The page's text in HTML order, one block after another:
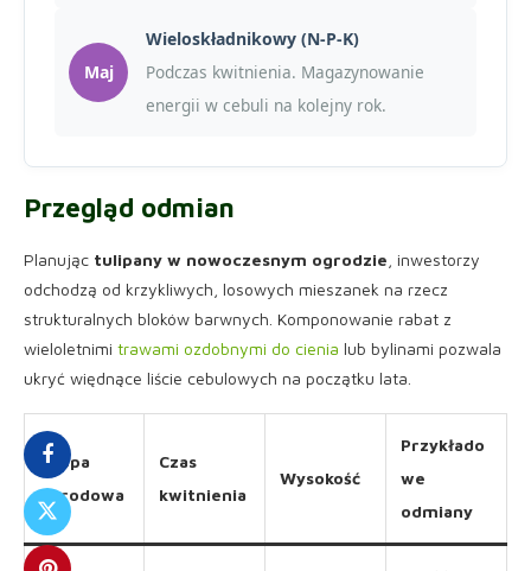
Maj
Wieloskładnikowy (N-P-K)
Podczas kwitnienia. Magazynowanie
energii w cebuli na kolejny rok.
Przegląd odmian
Planując tulipany w nowoczesnym ogrodzie , inwestorzy
odchodzą od krzykliwych, losowych mieszanek na rzecz
strukturalnych bloków barwnych. Komponowanie rabat z
wieloletnimi trawami ozdobnymi do cienia lub bylinami pozwala
ukryć więdnące liście cebulowych na początku lata.
Grupa
ogrodowa
Czas
kwitnienia
Wysokość
Przykłado
we
odmiany